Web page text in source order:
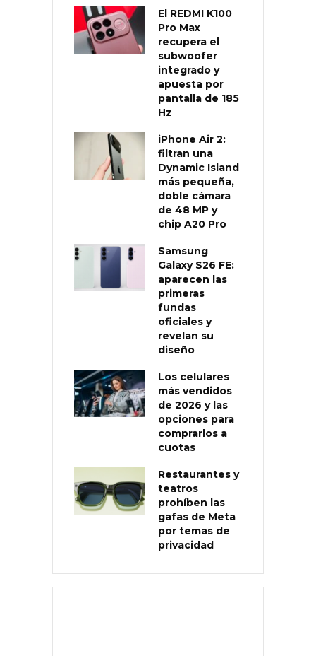
El REDMI K100
Pro Max
recupera el
subwoofer
integrado y
apuesta por
pantalla de 185
Hz
iPhone Air 2:
filtran una
Dynamic Island
más pequeña,
doble cámara
de 48 MP y
chip A20 Pro
Samsung
Galaxy S26 FE:
aparecen las
primeras
fundas
oficiales y
revelan su
diseño
Los celulares
más vendidos
de 2026 y las
opciones para
comprarlos a
cuotas
Restaurantes y
teatros
prohíben las
gafas de Meta
por temas de
privacidad